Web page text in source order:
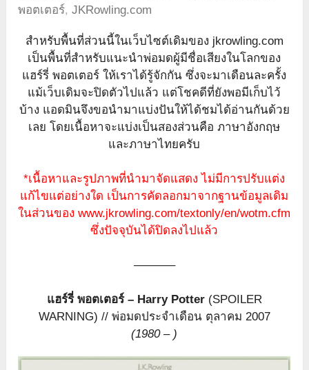
พอตเตอร์,JKRowling.com
สำหรับพื้นที่ส่วนนี้ในเว็บไซต์เดิมของ jkrowling.com
เป็นพื้นที่สำหรับแนะนำพ่อมดผู้มีชื่อเสียงในโลกของ
แฮร์รี่ พอตเตอร์ ให้เราได้รู้จักกัน ซึ่งจะมาเดือนละครั้ง
แม้เว็บเดิมจะปิดตัวไปแล้ว แต่โชคดีที่ยังพอมีเก็บไว้
บ้าง แอดมินจึงขอนำมาแบ่งปันให้ได้ชมได้อ่านกันด้วย
เลย โดยเนื้อหาจะแบ่งเป็นสองส่วนคือ ภาษาอังกฤษ
และภาษาไทยครับ
*เนื้อหาและรูปภาพที่นำมาจัดแสดง ไม่มีการปรับแต่ง
แก้ไขแต่อย่างใด เป็นการคัดลอกมาจากฐานข้อมูลเดิม
ในส่วนของ www.jkrowling.com/textonly/en/wotm.cfm
ซึ่งปัจจุบันได้ปิดลงไปแล้ว
———–
แฮร์รี่ พอตเตอร์ – Harry Potter(SPOILER
WARNING) // พ่อมดประจำเดือน ตุลาคม 2007
(1980 – )